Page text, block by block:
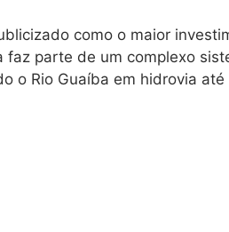
como o maior
parte de um complexo
o Rio Guaíba em hidrovia